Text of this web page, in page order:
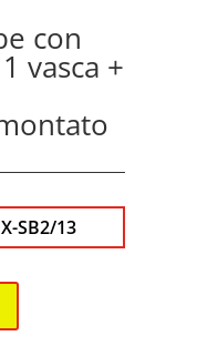
con
vasca +
SB2/13